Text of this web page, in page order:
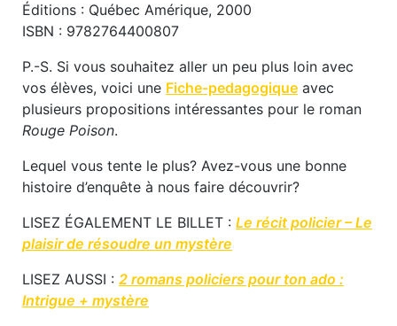
Éditions : Québec Amérique, 2000
ISBN : 9782764400807
P.-S. Si vous souhaitez aller un peu plus loin avec
vos élèves, voici une Fiche-pedagogique avec
plusieurs propositions intéressantes pour le roman
Rouge Poison.
Lequel vous tente le plus? Avez-vous une bonne
histoire d’enquête à nous faire découvrir?
LISEZ ÉGALEMENT LE BILLET : Le récit policier – Le
plaisir de résoudre un mystère
LISEZ AUSSI : 2 romans policiers pour ton ado :
Intrigue + mystère